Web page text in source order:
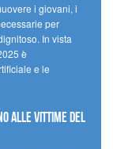
i giovani, i
per
In vista
è
e le
alle vittime del